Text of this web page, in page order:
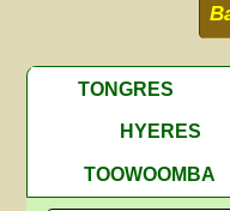
TONGRES
HYERES
TOOWOOMBA